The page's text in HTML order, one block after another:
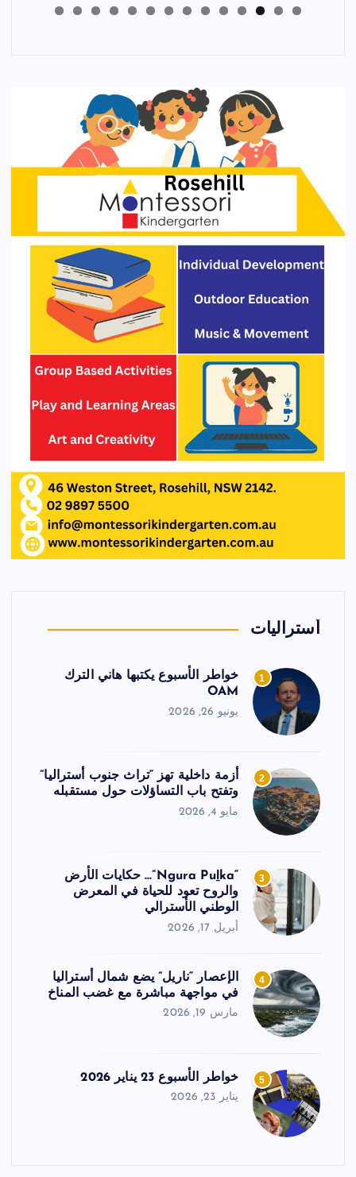
أستراليات
1
خواطر الأسبوع يكتبها هاني الترك
OAM
يونيو 26, 2026
2
أزمة داخلية تهز “تراث جنوب أستراليا”
وتفتح باب التساؤلات حول مستقبله
مايو 4, 2026
3
“Ngura Puḻka”… حكايات الأرض
والروح تعود للحياة في المعرض
الوطني الأسترالي
أبريل 17, 2026
4
الإعصار “ناريل” يضع شمال أستراليا
في مواجهة مباشرة مع غضب المناخ
مارس 19, 2026
5 خواطر الأسبوع 23 يناير 2026
يناير 23, 2026